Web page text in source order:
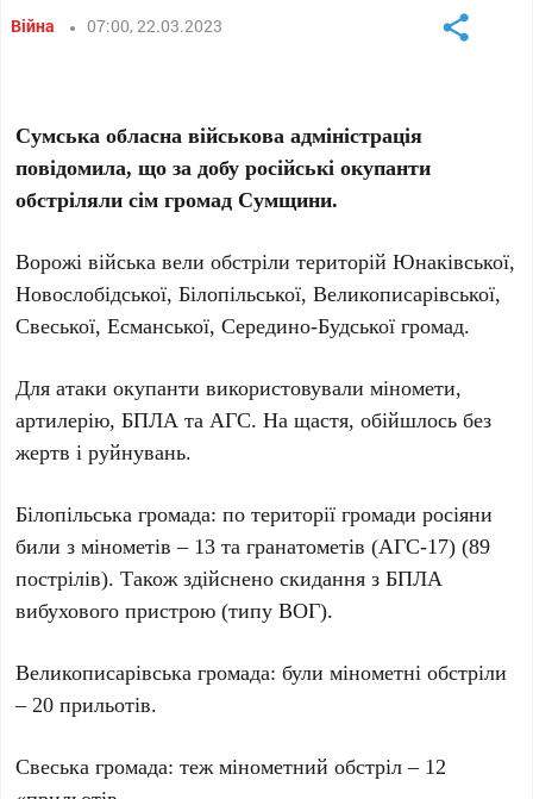
Війна 07:00, 22.03.2023
Сумська обласна військова адміністрація
повідомила, що за добу російські окупанти
обстріляли сім громад Сумщини.
Ворожі війська вели обстріли територій Юнаківської,
Новослобідської, Білопільської, Великописарівської,
Свеської, Есманської, Середино-Будської громад.
Для атаки окупанти використовували міномети,
артилерію, БПЛА та АГС. На щастя, обійшлось без
жертв і руйнувань.
Білопільська громада: по території громади росіяни
били з мінометів – 13 та гранатометів (АГС-17) (89
пострілів). Також здійснено скидання з БПЛА
вибухового пристрою (типу ВОГ).
Великописарівська громада: були мінометні обстріли
– 20 прильотів.
Свеська громада: теж мінометний обстріл – 12